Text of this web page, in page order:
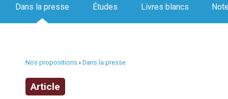
Dans la presse Études Livres blancs
Nos propositions › Dans la presse
Article